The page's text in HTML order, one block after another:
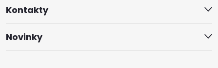
Kontakty
Novinky